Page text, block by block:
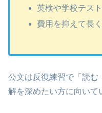
英検や学校テス
費用を抑えて長
公文は反復練習で「読む
解を深めたい方に向いて